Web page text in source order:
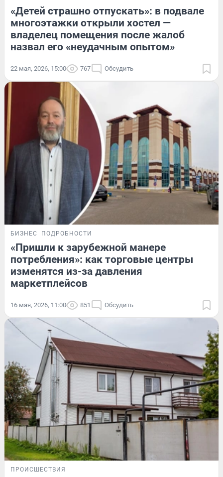
«Детей страшно отпускать»: в подвале
многоэтажки открыли хостел —
владелец помещения после жалоб
назвал его «неудачным опытом»
22 мая, 2026, 15:00 767 Обсудить
БИЗНЕС ПОДРОБНОСТИ
«Пришли к зарубежной манере
потребления»: как торговые центры
изменятся из-за давления
маркетплейсов
16 мая, 2026, 11:00 851 Обсудить
ПРОИСШЕСТВИЯ